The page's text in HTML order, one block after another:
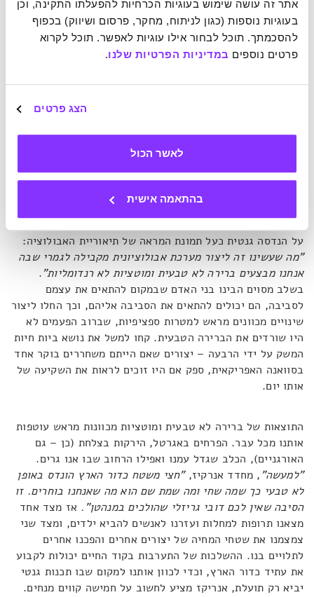
פרטים נוספים במדיניות הפרטיות שלנו.
הצג פרטים
לאשר הכול
בהתאמה אישית
החששות מפני השלכות של הנדסה גנטית הוא ש"יש השלכות
לפעולות, ויש השלכות לחוסר פעולה".
הדיונים בתחום הגנטיקה מכילים פעמים רבות את המונחים
"במשך ארבעה מיליארדי שנים, מה שחי ומת על הפלנטה
הזו היה תלוי בשני עקרונות: בחירה טבעית ומוטציות אקראיות"
על פי תיאוריית האבולוציה של דארווין, כל החיים התפתחו באופן
הזה. שינוי אקראי חל ב-DNA ואותו יצור שרד או נכחד על פי
על הנדסה גנטית כעל תמונת המראה של תיאוריית האבולוציה:
"מה שעשינו זה ליצור מערכת אבולוציונית מקבילה לגמרי שבה
אנחנו מבצעים ברירה לא טבעית ומוטציות לא רנדומליות".
בשלב מסוים הבינו בני האדם שבמקום להתאים את עצמם
לסביבה, הם יכולים להתאים את הסביבה אליהם, וכך החלו ליצור
שינויים מכוונים מראש למטרות ספציפיות, שברוב הפעמים לא
היו שורדים את הברירה הטבעית. קחו למשל את נושא ביות חיות
המשק על ידי הרבעה – יצורים שאם הייתם משחררים בוקר אחד
בסוואנה האפריקאית, ספק אם היו זוכים לראות את השקיעה של
אותו יום.
התוצאות של ברירה לא טבעית ומוטציות מכוונות מראש עוטפות
אותנו מכל עבר. הפרחים באגרטל, הירקות בצלחת (כן – גם
האורגניים), הכלב שגדל עמנו ואפילו הרחוב שבו אנו גרים.
"למעשה", מחדד אנרקיז,"חצי משטח כדור הארץ הונדס באופן
לא טבעי כך שמה שחי ומה שמת שם הוא מה שאנחנו בוחרים. זו
הסיבה שאין לכם דובי גריזלי שהולכים במנהטן". אז מצד אחד
מצאנו תרופות למחלות ועזרנו לאנשים להביא ילדים, ומצד שני
צמצמנו את שטחי המחיה של יצורים אחרים והפכנו אחרים
לתלויים בנו. ההשלכות של התערבות בקוד החיים יכולות לקבוע
את עתיד כדור הארץ, וכדי לכוון אותנו למקום שבו תכנות גנטי
יביא רק תועלת, אנריקז מציע לחשוב על חמישה קווים מנחים.